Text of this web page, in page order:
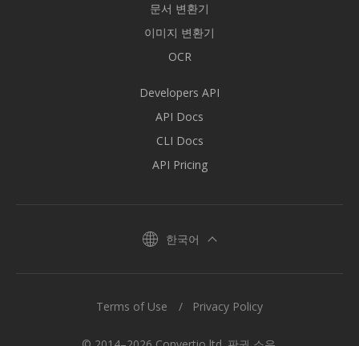
문서 변환기
이미지 변환기
OCR
Developers API
API Docs
CLI Docs
API Pricing
한국어
Terms of Use Privacy Policy